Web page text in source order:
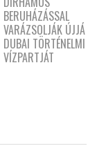
BERUHÁZÁSSAL
VARÁZSOLJÁK ÚJJÁ
DUBAI TÖRTÉNELMI
VÍZPARTJÁT